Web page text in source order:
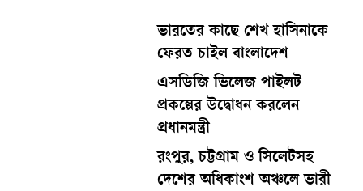
ভারতের কাছে শেখ হাসিনাকে
ফেরত চাইল বাংলাদেশ
এসডিজি ভিলেজ পাইলট
প্রকল্পের উদ্বোধন করলেন
প্রধানমন্ত্রী
রংপুর, চট্টগ্রাম ও সিলেটসহ
দেশের অধিকাংশ অঞ্চলে ভারী